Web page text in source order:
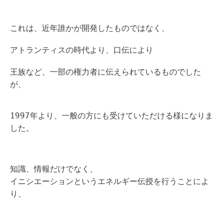
これは、近年誰かが開発したものではなく、
アトランティスの時代より、口伝により
王族など、一部の権力者に伝えられているものでした
が、
1997年より、一般の方にも受けていただける様になりま
した。
知識、情報だけでなく、
イニシエーションというエネルギー伝授を行うことによ
り、